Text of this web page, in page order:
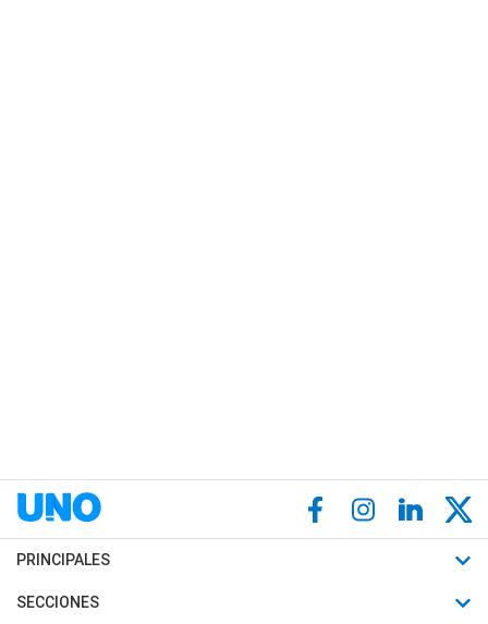
PRINCIPALES
Últimas Noticias
SECCIONES